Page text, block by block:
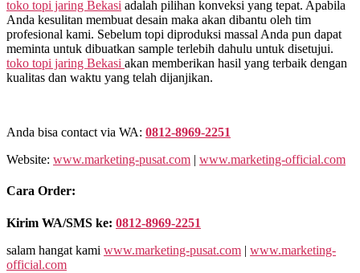
toko topi jaring Bekasi adalah pilihan konveksi yang tepat. Apabila
Anda kesulitan membuat desain maka akan dibantu oleh tim
profesional kami. Sebelum topi diproduksi massal Anda pun dapat
meminta untuk dibuatkan sample terlebih dahulu untuk disetujui.
toko topi jaring Bekasi akan memberikan hasil yang terbaik dengan
kualitas dan waktu yang telah dijanjikan.
Anda bisa contact via WA: 0812-8969-2251
Website: www.marketing-pusat.com | www.marketing-official.com
Cara Order:
Kirim WA/SMS ke: 0812-8969-2251
salam hangat kami www.marketing-pusat.com | www.marketing-
official.com